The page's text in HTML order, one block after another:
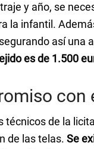
y año, se
la infantil.
así una
es de 1.500
con
técnicos de la
de las telas. Se